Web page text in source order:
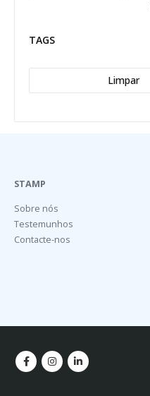
TAGS
Limpar
STAMP
Sobre nós
Testemunhos
Contacte-nos